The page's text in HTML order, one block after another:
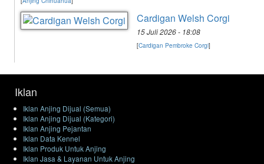
Cardigan Welsh Corgi
15 Juli 2026 - 18:08
[Cardigan Pembroke Corgi]
Iklan
Iklan Anjing Dijual (Semua)
Iklan Anjing Dijual (Kategori)
Iklan Anjing Pejantan
Iklan Data Kennel
Iklan Produk Untuk Anjing
Iklan Jasa & Layanan Untuk Anjing